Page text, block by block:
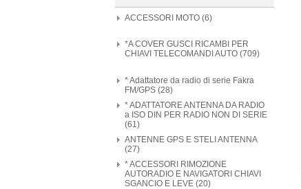
ACCESSORI MOTO (6)
*A COVER GUSCI RICAMBI PER
CHIAVI TELECOMANDI AUTO (709)
* Adattatore da radio di serie Fakra
FM/GPS (28)
* ADATTATORE ANTENNA DA RADIO
a ISO DIN PER RADIO NON DI SERIE
(61)
ANTENNE GPS E STELI ANTENNA
(27)
* ACCESSORI RIMOZIONE
AUTORADIO E NAVIGATORI CHIAVI
SGANCIO E LEVE (20)